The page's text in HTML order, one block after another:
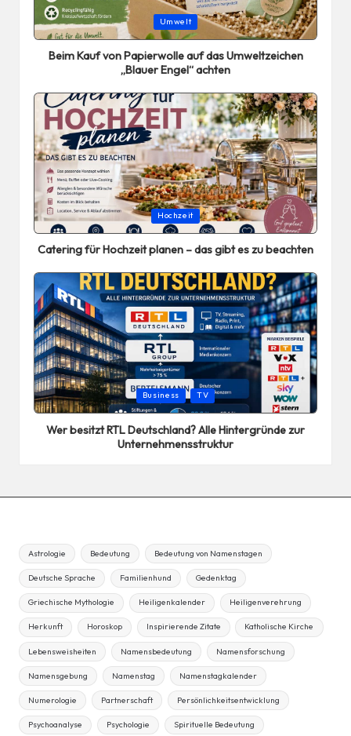
Posted
in
Umwelt
Beim Kauf von Papierwolle auf das Umweltzeichen
„Blauer Engel“ achten
Posted
in
Hochzeit
Catering für Hochzeit planen – das gibt es zu beachten
Posted
in
Business TV
Wer besitzt RTL Deutschland? Alle Hintergründe zur
Unternehmensstruktur
Astrologie Bedeutung Bedeutung von Namenstagen
Deutsche Sprache Familienhund Gedenktag
Griechische Mythologie Heiligenkalender Heiligenverehrung
Herkunft Horoskop Inspirierende Zitate Katholische Kirche
Lebensweisheiten Namensbedeutung Namensforschung
Namensgebung Namenstag Namenstagkalender
Numerologie Partnerschaft Persönlichkeitsentwicklung
Psychoanalyse Psychologie Spirituelle Bedeutung